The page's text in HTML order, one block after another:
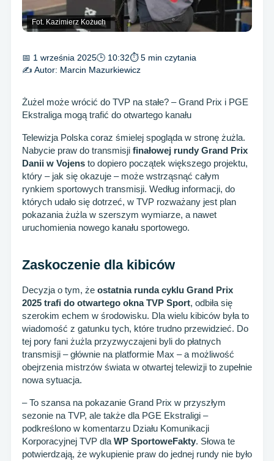
Fot. Kazimierz Kożuch
📅 1 września 2025🕒 10:32⏱ 5 min czytania
✍️ Autor: Marcin Mazurkiewicz
Żużel może wrócić do TVP na stałe? – Grand Prix i PGE
Ekstraliga mogą trafić do otwartego kanału
Telewizja Polska coraz śmielej spogląda w stronę żużla.
Nabycie praw do transmisji finałowej rundy Grand Prix
Danii w Vojens to dopiero początek większego projektu,
który – jak się okazuje – może wstrząsnąć całym
rynkiem sportowych transmisji. Według informacji, do
których udało się dotrzeć, w TVP rozważany jest plan
pokazania żużla w szerszym wymiarze, a nawet
uruchomienia nowego kanału sportowego.
Zaskoczenie dla kibiców
Decyzja o tym, że ostatnia runda cyklu Grand Prix
2025 trafi do otwartego okna TVP Sport, odbiła się
szerokim echem w środowisku. Dla wielu kibiców była to
wiadomość z gatunku tych, które trudno przewidzieć. Do
tej pory fani żużla przyzwyczajeni byli do płatnych
transmisji – głównie na platformie Max – a możliwość
obejrzenia mistrzów świata w otwartej telewizji to zupełnie
nowa sytuacja.
– To szansa na pokazanie Grand Prix w przyszłym
sezonie na TVP, ale także dla PGE Ekstraligi –
podkreślono w komentarzu Działu Komunikacji
Korporacyjnej TVP dlaWP SportoweFakty. Słowa te
potwierdzają, że wykupienie praw do jednej rundy nie było